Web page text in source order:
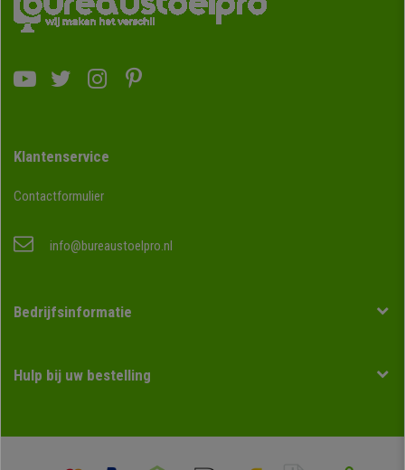
Klantenservice
Contactformulier
info@bureaustoelpro.nl
Bedrijfsinformatie
Hulp bij uw bestelling